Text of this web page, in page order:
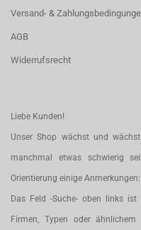
Versand- &
AGB
Widerrufsrecht
Liebe Kunden!
Unser Shop wächst und
manchmal etwas schwierig
Orientierung einige Anmerkungen:
Das Feld -Suche- oben links
Firmen, Typen oder